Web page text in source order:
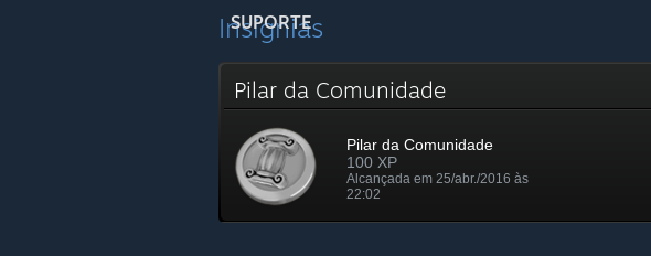
SUPORTE
Insígnias
Pilar da Comunidade
Pilar da Comunidade
100 XP
Alcançada em 25/abr./2016 às
22:02